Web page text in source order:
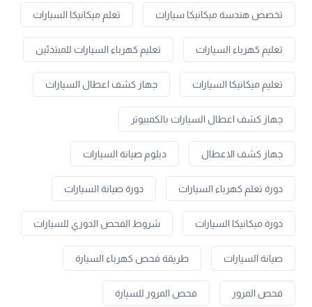
تخصص هندسة ميكانيكا سيارات تعلم ميكانيكا السيارات
تعليم كهرباء السيارات تعليم كهرباء السيارات للمبتدئين
تعليم ميكانيكا السيارات جهاز كشف اعطال السيارات
جهاز كشف اعطال السيارات بالكمبيوتر
جهاز كشف الاعطال دبلوم صيانة السيارات
دورة تعلم كهرباء السيارات دورة صيانة السيارات
دورة ميكانيكا السيارات شروط الفحص الدوري للسيارات
صيانة السيارات طريقة فحص كهرباء السيارة
فحص المرور فحص المرور للسيارة